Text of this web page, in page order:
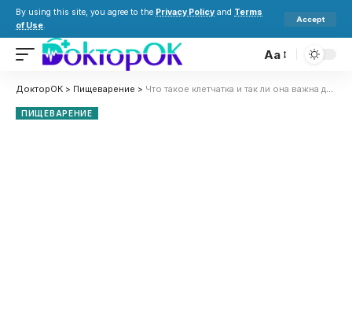
By using this site, you agree to the Privacy Policy and Terms
of Use.
Accept
Aa
ДокторОК > Пищеварение > Что такое клетчатка и так ли она важна для регулярного опорожнения кишечника?
ПИЩЕВАРЕНИЕ